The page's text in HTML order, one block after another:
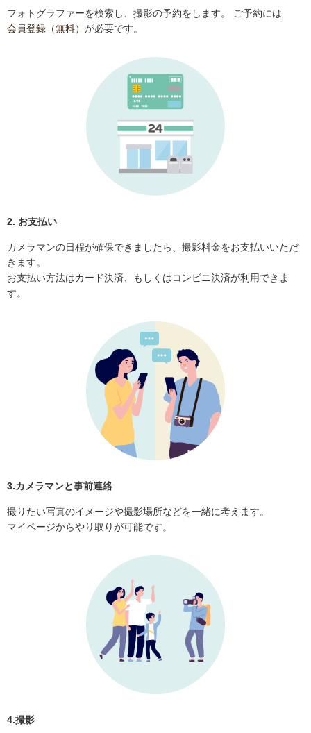
フォトグラファーを検索し、撮影の予約をします。 ご予約には
会員登録（無料） が必要です。
2. お支払い
カメラマンの日程が確保できましたら、撮影料金をお支払いいただ
きます。
お支払い方法はカード決済、もしくはコンビニ決済が利用できま
す。
3.カメラマンと事前連絡
撮りたい写真のイメージや撮影場所などを一緒に考えます。
マイページからやり取りが可能です。
4.撮影